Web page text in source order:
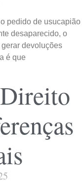
pedido de usucapião
desaparecido, o
devoluções
é que